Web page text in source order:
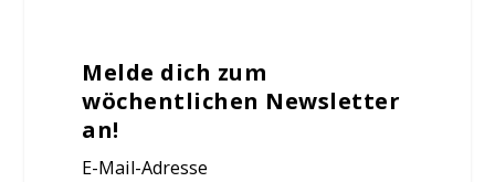
Melde dich zum
wöchentlichen Newsletter
an!
E-Mail-Adresse